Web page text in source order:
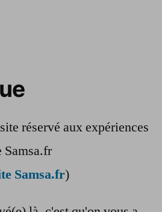
réservé aux expériences
Samsa.fr
Samsa.fr)